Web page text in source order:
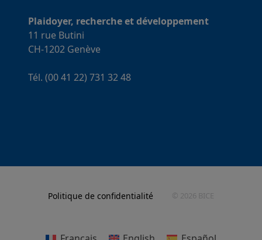
Plaidoyer, recherche et développement
11 rue Butini
CH-1202 Genève
Tél. (00 41 22) 731 32 48
Politique de confidentialité © 2026 BICE